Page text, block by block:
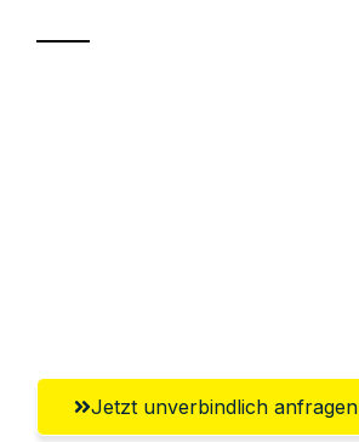
Jetzt unverbindlich anfragen